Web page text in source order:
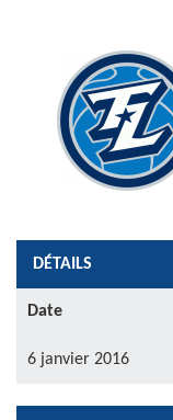
DÉTAILS
Date
6 janvier 2016